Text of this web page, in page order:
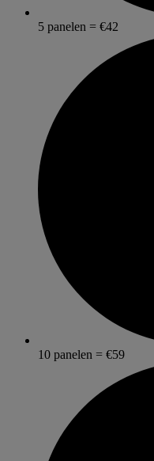
5 panelen = €42
10 panelen = €59